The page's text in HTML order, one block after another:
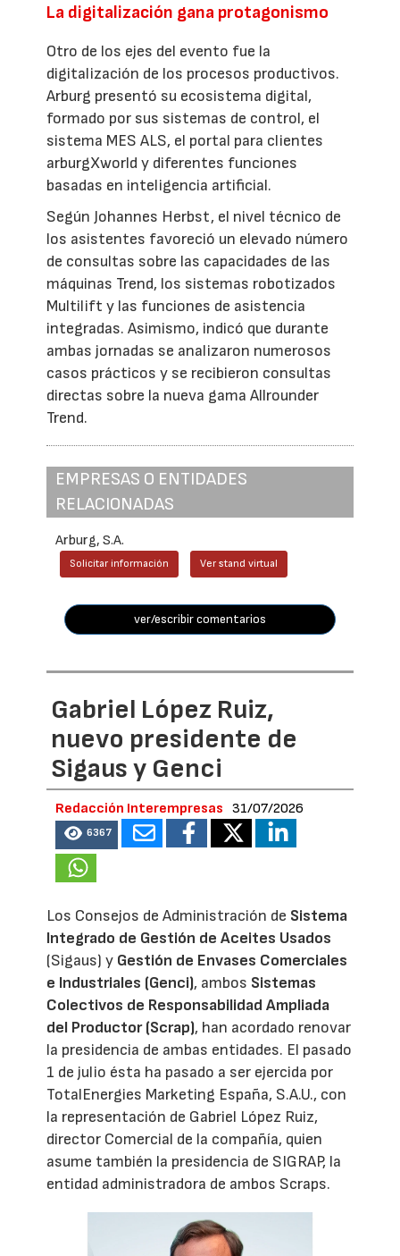
La digitalización gana protagonismo
Otro de los ejes del evento fue la
digitalización de los procesos productivos.
Arburg presentó su ecosistema digital,
formado por sus sistemas de control, el
sistema MES ALS, el portal para clientes
arburgXworld y diferentes funciones
basadas en inteligencia artificial.
Según Johannes Herbst, el nivel técnico de
los asistentes favoreció un elevado número
de consultas sobre las capacidades de las
máquinas Trend, los sistemas robotizados
Multilift y las funciones de asistencia
integradas. Asimismo, indicó que durante
ambas jornadas se analizaron numerosos
casos prácticos y se recibieron consultas
directas sobre la nueva gama Allrounder
Trend.
EMPRESAS O ENTIDADES
RELACIONADAS
Arburg, S.A.
Solicitar información Ver stand virtual
ver/escribir comentarios
Gabriel López Ruiz,
nuevo presidente de
Sigaus y Genci
Redacción Interempresas 31/07/2026
6367
Los Consejos de Administración de Sistema
Integrado de Gestión de Aceites Usados
(Sigaus) y Gestión de Envases Comerciales
e Industriales (Genci), ambos Sistemas
Colectivos de Responsabilidad Ampliada
del Productor (Scrap), han acordado renovar
la presidencia de ambas entidades. El pasado
1 de julio ésta ha pasado a ser ejercida por
TotalEnergies Marketing España, S.A.U., con
la representación de Gabriel López Ruiz,
director Comercial de la compañía, quien
asume también la presidencia de SIGRAP, la
entidad administradora de ambos Scraps.